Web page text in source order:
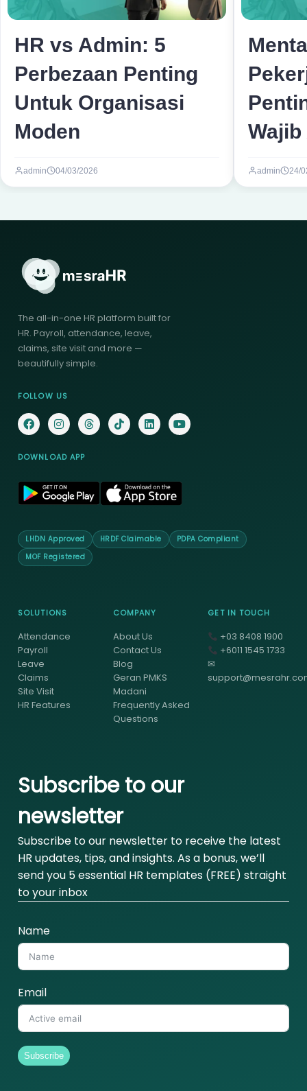
HR vs Admin: 5
Perbezaan Penting
Untuk Organisasi
Moden
admin 04/03/2026
Wajib
admin 24/
The all-in-one HR platform built for
HR. Payroll, attendance, leave,
claims, site visit and more —
beautifully simple.
FOLLOW US
DOWNLOAD APP
LHDN Approved HRDF Claimable
PDPA Compliant
MOF Registered
SOLUTIONS
Attendance
Payroll
Leave
Claims
Site Visit
HR Features
COMPANY
About Us
Contact Us
Blog
Geran PMKS
Madani
Frequently Asked
Questions
GET IN TOUCH
+03 8408 1900
+6011 1545 1733
✉
Subscribe to our
newsletter
Subscribe to our newsletter to receive the latest
HR updates, tips, and insights. As a bonus, we’ll
send you 5 essential HR templates (FREE) straight
to your inbox
Name
Email
Subscribe